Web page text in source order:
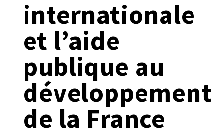
internationale
et l’aide
publique au
développement
de la France